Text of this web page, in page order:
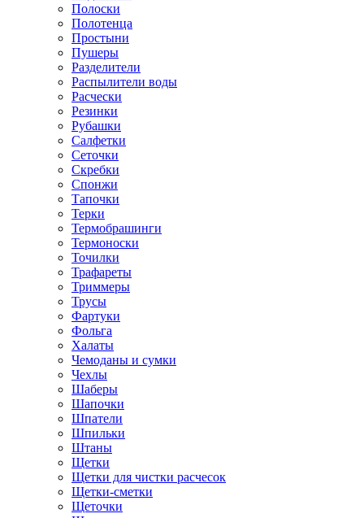
Полоски
Полотенца
Простыни
Пушеры
Разделители
Распылители воды
Расчески
Резинки
Рубашки
Салфетки
Сеточки
Скребки
Спонжи
Тапочки
Терки
Термобрашинги
Термоноски
Точилки
Трафареты
Триммеры
Трусы
Фартуки
Фольга
Халаты
Чемоданы и сумки
Чехлы
Шаберы
Шапочки
Шпатели
Шпильки
Штаны
Щетки
Щетки для чистки расчесок
Щетки-сметки
Щеточки